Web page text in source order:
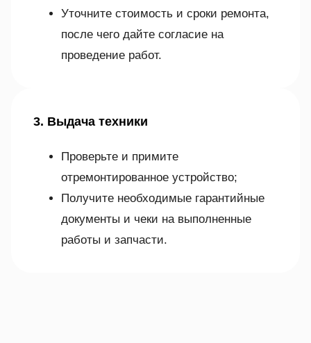
Уточните стоимость и сроки ремонта,
после чего дайте согласие на
проведение работ.
3. Выдача техники
Проверьте и примите
отремонтированное устройство;
Получите необходимые гарантийные
документы и чеки на выполненные
работы и запчасти.